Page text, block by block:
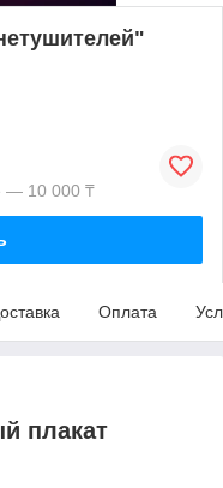
— 10 000 ₸
Оплата
плакат